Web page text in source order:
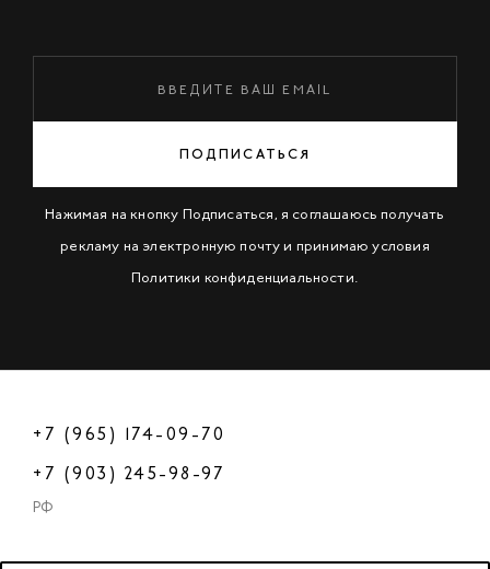
ПОДПИСАТЬСЯ
Нажимая на кнопку Подписаться, я соглашаюсь получать
рекламу на электронную почту и принимаю условия
Политики конфиденциальности.
+7 (965) 174-09-70
+7 (903) 245-98-97
РФ